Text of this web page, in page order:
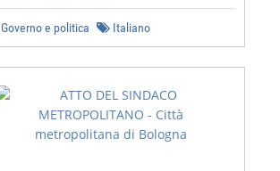
Governo e politica Italiano